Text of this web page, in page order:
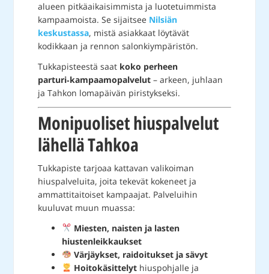
alueen pitkäaikaisimmista ja luotetuimmista
kampaamoista. Se sijaitsee Nilsiän
keskustassa, mistä asiakkaat löytävät
kodikkaan ja rennon salonkiympäristön.
Tukkapisteestä saat koko perheen
parturi‑kampaamopalvelut – arkeen, juhlaan
ja Tahkon lomapäivän piristykseksi.
Monipuoliset hiuspalvelut
lähellä Tahkoa
Tukkapiste tarjoaa kattavan valikoiman
hiuspalveluita, joita tekevät kokeneet ja
ammattitaitoiset kampaajat. Palveluihin
kuuluvat muun muassa:
Miesten, naisten ja lasten
hiustenleikkaukset
Värjäykset, raidoitukset ja sävyt
Hoitokäsittelyt hiuspohjalle ja